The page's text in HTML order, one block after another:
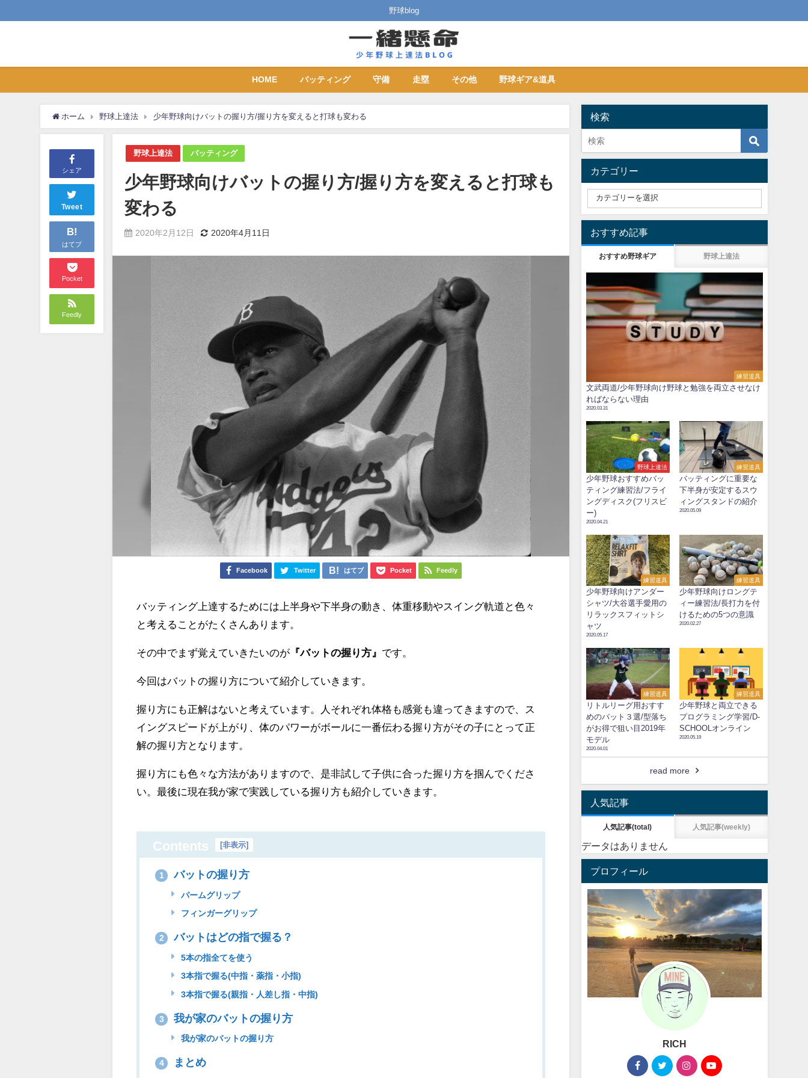
野球blog
HOME バッティング 守備 走塁 その他 野球ギア&道具
ホーム 野球上達法 少年野球向けバットの握り方/握り方を変えると打球も変わる
シェア
Tweet
B!
はてブ
Pocket
Feedly
野球上達法 バッティング
少年野球向けバットの握り方/握り方を変えると打球も
変わる
2020年2月12日 2020年4月11日
Facebook Twitter はてブ Pocket Feedly
バッティング上達するためには上半身や下半身の動き、体重移動やスイング軌道と色々
と考えることがたくさんあります。
その中でまず覚えていきたいのが 『バットの握り方』 です。
今回はバットの握り方について紹介していきます。
握り方にも正解はないと考えています。人それぞれ体格も感覚も違ってきますので、
ス
イングスピードが上がり、体のパワーがボールに一番伝わる握り方がその子にとって正
解の握り方となります。
握り方にも色々な方法がありますので、是非試して子供に合った握り方を掴んでくださ
い。最後に現在我が家で実践している握り方も紹介していきます。
Contents [非表示]
1 バットの握り方
パームグリップ
フィンガーグリップ
2 バットはどの指で握る？
5本の指全てを使う
3本指で握る(中指・薬指・小指)
3本指で握る(親指・人差し指・中指)
3 我が家のバットの握り方
我が家のバットの握り方
4 まとめ
検索
カテゴリー
おすすめ記事
おすすめ野球ギア 野球上達法
練習道具
文武両道/少年野球向け野球と勉強を両立させなけ
ればならない理由
2020.03.31
野球上達法
少年野球おすすめバッ
ティング練習法/フライ
ングディスク(フリスビ
ー)
2020.04.21
練習道具
バッティングに重要な
下半身が安定するスウ
ィングスタンドの紹介
2020.05.09
練習道具
少年野球向けアンダー
シャツ/大谷選手愛用の
リラックスフィットシ
ャツ
2020.05.17
練習道具
少年野球向けロングテ
ィー練習法/長打力を付
けるための5つの意識
2020.02.27
練習道具
リトルリーグ用おすす
めのバット３選/型落ち
がお得で狙い目2019年
モデル
2020.04.01
練習道具
少年野球と両立できる
プログラミング学習/D-
SCHOOLオンライン
2020.05.19
read more
人気記事
人気記事(total) 人気記事(weekly)
データはありません
プロフィール
RICH